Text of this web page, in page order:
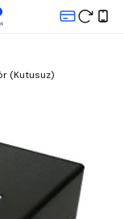
(Kutusuz)